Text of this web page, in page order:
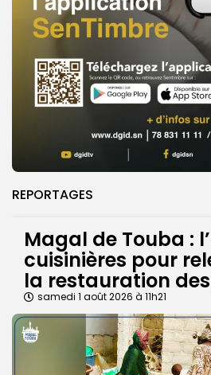
REPORTAGES
Magal de Touba :
cuisinières pour
la restauration
samedi 1 août 2026 à 11h21